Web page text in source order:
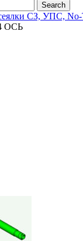
Search
СЗ, УПС,
ОСЬ